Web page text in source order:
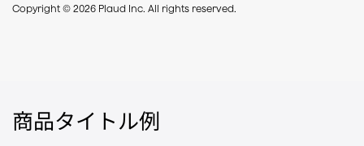
Copyright © 2026 Plaud Inc. All rights reserved.
商品タイトル例